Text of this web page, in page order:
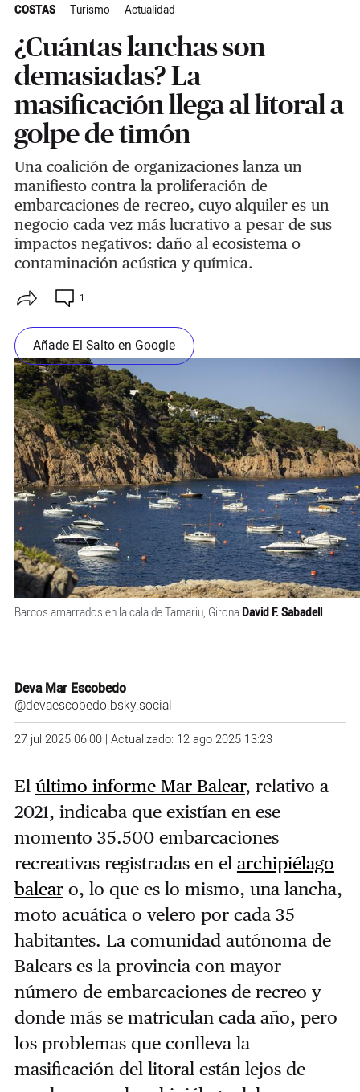
COSTAS Turismo Actualidad
¿Cuántas lanchas son
demasiadas? La
masificación llega al litoral a
golpe de timón
Una coalición de organizaciones lanza un
manifiesto contra la proliferación de
embarcaciones de recreo, cuyo alquiler es un
negocio cada vez más lucrativo a pesar de sus
impactos negativos: daño al ecosistema o
contaminación acústica y química.
1
Añade El Salto en Google
Barcos amarrados en la cala de Tamariu, Girona David F. Sabadell
Deva Mar Escobedo
@devaescobedo.bsky.social
27 jul 2025 06:00 | Actualizado: 12 ago 2025 13:23
El último informe Mar Balear, relativo a
2021, indicaba que existían en ese
momento 35.500 embarcaciones
recreativas registradas en el archipiélago
balearo, lo que es lo mismo, una lancha,
moto acuática o velero por cada 35
habitantes. La comunidad autónoma de
Balears es la provincia con mayor
número de embarcaciones de recreo y
donde más se matriculan cada año, pero
los problemas que conlleva la
masificación del litoral están lejos de